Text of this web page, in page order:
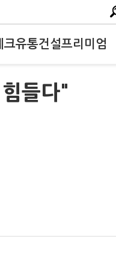
크유통건설프리미엄
들다"